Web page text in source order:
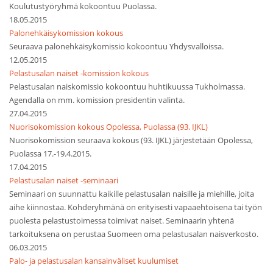
Koulutustyöryhmä kokoontuu Puolassa.
18.05.2015
Palonehkäisykomission kokous
Seuraava palonehkäisykomissio kokoontuu Yhdysvalloissa.
12.05.2015
Pelastusalan naiset -komission kokous
Pelastusalan naiskomissio kokoontuu huhtikuussa Tukholmassa.
Agendalla on mm. komission presidentin valinta.
27.04.2015
Nuorisokomission kokous Opolessa, Puolassa (93. IJKL)
Nuorisokomission seuraava kokous (93. IJKL) järjestetään Opolessa,
Puolassa 17.-19.4.2015.
17.04.2015
Pelastusalan naiset -seminaari
Seminaari on suunnattu kaikille pelastusalan naisille ja miehille, joita
aihe kiinnostaa. Kohderyhmänä on erityisesti vapaaehtoisena tai työn
puolesta pelastustoimessa toimivat naiset. Seminaarin yhtenä
tarkoituksena on perustaa Suomeen oma pelastusalan naisverkosto.
06.03.2015
Palo- ja pelastusalan kansainväliset kuulumiset